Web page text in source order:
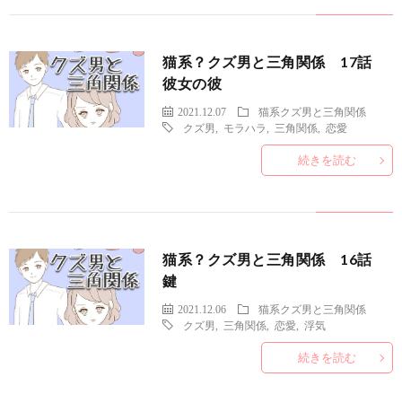
猫系？クズ男と三角関係 17話
彼女の彼
2021.12.07
猫系クズ男と三角関係
クズ男
モラハラ 三角関係 ,恋愛
続きを読む
猫系？クズ男と三角関係 16話
鍵
2021.12.06
猫系クズ男と三角関係
クズ男
三角関係 ,恋愛 ,浮気
続きを読む